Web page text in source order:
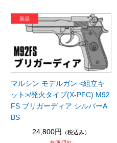
マルシン モデルガン <組立キ
ット>/発火タイプ(X-PFC) M92
FS ブリガーディア シルバーA
BS
24,800円
（税込み）